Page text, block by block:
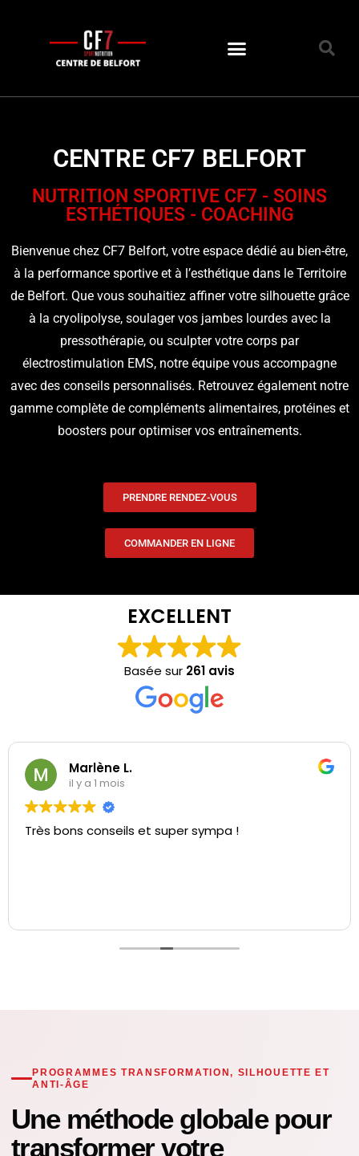
CENTRE CF7 BELFORT
NUTRITION SPORTIVE CF7 - SOINS
ESTHÉTIQUES - COACHING
Bienvenue chez CF7 Belfort, votre espace dédié au bien-être,
à la performance sportive et à l’esthétique dans le Territoire
de Belfort. Que vous souhaitiez affiner votre silhouette grâce
à la cryolipolyse, soulager vos jambes lourdes avec la
pressothérapie, ou sculpter votre corps par
électrostimulation EMS, notre équipe vous accompagne
avec des conseils personnalisés. Retrouvez également notre
gamme complète de compléments alimentaires, protéines et
boosters pour optimiser vos entraînements.
PRENDRE RENDEZ-VOUS
COMMANDER EN LIGNE
EXCELLENT
Basée sur 261 avis
Marlène L.
il y a 1 mois
Très bons conseils et super sympa !
PROGRAMMES TRANSFORMATION, SILHOUETTE ET
ANTI-ÂGE
Une méthode globale pour
transformer votre